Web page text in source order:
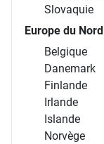
Slovaquie
Europe du Nord
Belgique
Danemark
Finlande
Irlande
Islande
Norvège